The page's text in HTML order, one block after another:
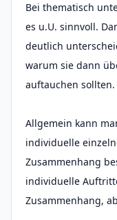
Bei thematisch
es u.U. sinnvoll.
deutlich
warum sie dann
auftauchen sollten.
Allgemein kann
individuelle
Zusammenhang
individuelle
Zusammenhang,